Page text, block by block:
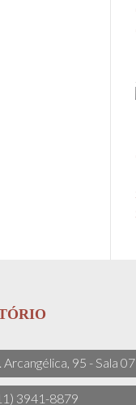
Arcangélica, 95 - Sala
3941-8879